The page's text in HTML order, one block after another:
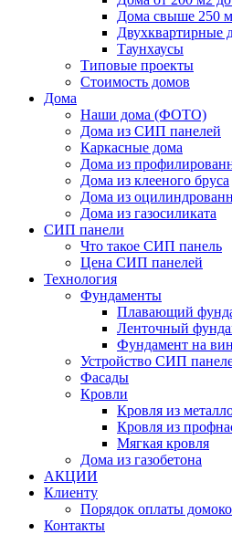
Дома свыше 250
Двухквартирные
Таунхаусы
Типовые проекты
Стоимость домов
Дома
Наши дома (ФОТО)
Дома из СИП панелей
Каркасные дома
Дома из
Дома из клееного бруса
Дома из
Дома из газосиликата
СИП панели
Что такое СИП панель
Цена СИП панелей
Технология
Фундаменты
Плавающий
Ленточный
Фундамент на
Устройство СИП
Фасады
Кровли
Кровля из
Кровля из
Мягкая кровля
Дома из газобетона
АКЦИИ
Клиенту
Порядок оплаты
Контакты